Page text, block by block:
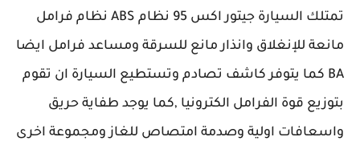
تمتلك السيارة جيتور اكس 95 نظام ABS نظام فرامل
مانعة للإنغلاق وانذار مانع للسرقة ومساعد فرامل ايضا
BA كما يتوفر كاشف تصادم وتستطيع السيارة ان تقوم
بتوزيع قوة الفرامل الكترونيا ,كما يوجد طفاية حريق
واسعافات اولية وصدمة امتصاص للغاز ومجموعة اخرى